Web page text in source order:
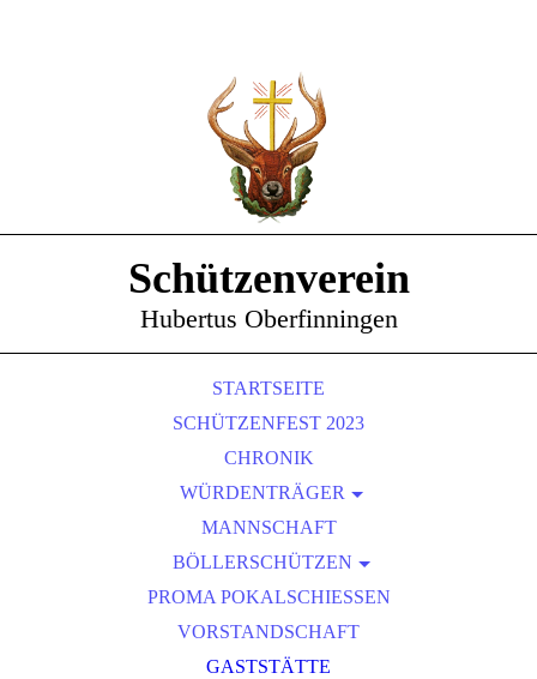
Schützenverein
Hubertus Oberfinningen
STARTSEITE
SCHÜTZENFEST 2023
CHRONIK
WÜRDENTRÄGER
SCHÜTZENKÖNIGE
VEREINSMEISTER
MANNSCHAFT
BÖLLERSCHÜTZEN
OKTOBERFEST & BÖLLERSCHIESSEN
BILDER HUBERTUSMESSE
VIDEO NEUJAHRSBÖLLERN
PROMA POKALSCHIESSEN
VORSTANDSCHAFT
GASTSTÄTTE